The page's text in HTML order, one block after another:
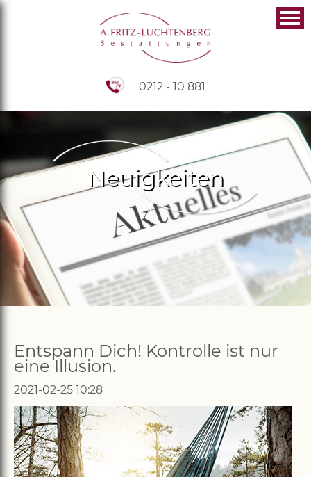
0212 - 10 881
Neuigkeiten
Entspann Dich! Kontrolle ist nur
eine Illusion.
2021-02-25 10:28